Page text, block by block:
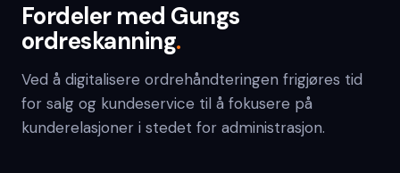
Fordeler med Gungs
ordreskanning.
Ved å digitalisere ordrehåndteringen frigjøres tid
for salg og kundeservice til å fokusere på
kunderelasjoner i stedet for administrasjon.